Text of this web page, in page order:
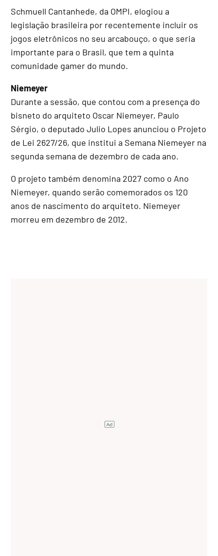
Schmuell Cantanhede, da OMPI, elogiou a
legislação brasileira por recentemente incluir os
jogos eletrônicos no seu arcabouço, o que seria
importante para o Brasil, que tem a quinta
comunidade gamer do mundo.
Niemeyer
Durante a sessão, que contou com a presença do
bisneto do arquiteto Oscar Niemeyer, Paulo
Sérgio, o deputado Julio Lopes anunciou o Projeto
de Lei 2627/26, que institui a Semana Niemeyer na
segunda semana de dezembro de cada ano.
O projeto também denomina 2027 como o Ano
Niemeyer, quando serão comemorados os 120
anos de nascimento do arquiteto. Niemeyer
morreu em dezembro de 2012.